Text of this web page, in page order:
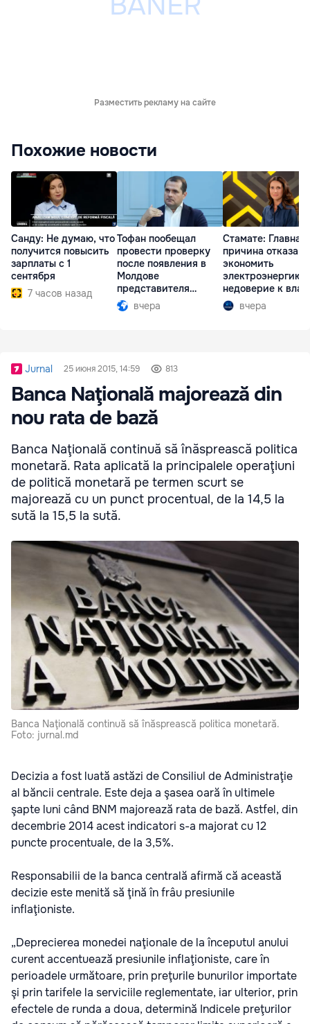
Разместить рекламу на сайте
Похожие новости
Санду: Не думаю, что
получится повысить
зарплаты с 1
сентября
7 часов назад
Тофан пообещал
провести проверку
после появления в
Молдове
представителя
Южной Осетии
вчера
Стамате: Главная
причина отказа
экономить
электроэнергию
недоверие к
вчера
Jurnal 25 июня 2015, 14:59 813
Banca Naţională majorează din
nou rata de bază
Banca Naţională continuă să înăsprească politica
monetară. Rata aplicată la principalele operaţiuni
de politică monetară pe termen scurt se
majorează cu un punct procentual, de la 14,5 la
sută la 15,5 la sută.
Banca Naţională continuă să înăsprească politica monetară.
Foto: jurnal.md
Decizia a fost luată astăzi de Consiliul de Administraţie
al băncii centrale. Este deja a şasea oară în ultimele
şapte luni când BNM majorează rata de bază. Astfel, din
decembrie 2014 acest indicatori s-a majorat cu 12
puncte procentuale, de la 3,5%.
Responsabilii de la banca centrală afirmă că această
decizie este menită să ţină în frâu presiunile
inflaţioniste.
„Deprecierea monedei naţionale de la începutul anului
curent accentuează presiunile inflaţioniste, care în
perioadele următoare, prin preţurile bunurilor importate
şi prin tarifele la serviciile reglementate, iar ulterior, prin
efectele de runda a doua, determină Indicele preţurilor